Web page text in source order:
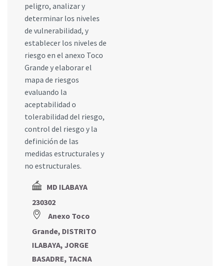
peligro, analizar y
determinar los niveles
de vulnerabilidad, y
establecer los niveles de
riesgo en el anexo Toco
Grande y elaborar el
mapa de riesgos
evaluando la
aceptabilidad o
tolerabilidad del riesgo,
control del riesgo y la
definición de las
medidas estructurales y
no estructurales.
MD ILABAYA
230302
Anexo Toco
Grande, DISTRITO
ILABAYA, JORGE
BASADRE, TACNA